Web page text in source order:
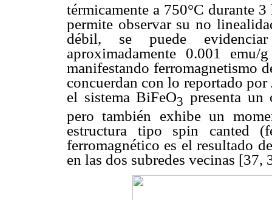
térmicamente a 750°C durante
permite observar su no
débil, se puede
aproximadamente 0.001
manifestando ferromagnetismo
concuerdan con lo reportado
el sistema BiFeO3 presenta un
pero también exhibe un
estructura tipo spin canted
ferromagnético es el resultado
en las dos subredes vecinas [37,